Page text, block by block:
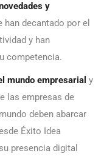
y
han decantado por el
y han
competencia.
mundo empresarial y
las empresas de
deben abarcar
Éxito Idea
presencia digital